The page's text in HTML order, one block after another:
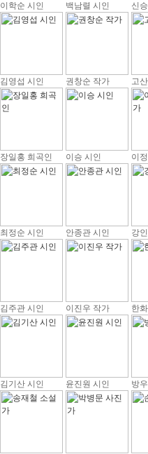
이학순 시인 백남렬 시인 신
김영섭 시인 권창순 작가 고
장일홍 희곡인 이승 시인 이
최정순 시인 안종관 시인 강
김주관 시인 이진우 작가 한
김기산 시인 윤진원 시인 방